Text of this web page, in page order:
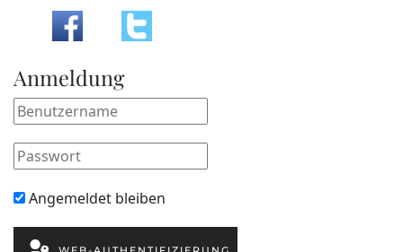
Anmeldung
Angemeldet bleiben